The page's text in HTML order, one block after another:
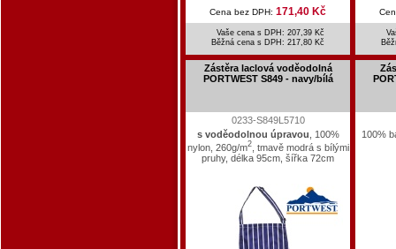
Cena bez DPH: 171,40 Kč
Vaše cena s DPH: 207,39 Kč
Běžná cena s DPH: 217,80 Kč
Zástěra laclová voděodolná
PORTWEST S849 - navy/bílá
0233-S849L5710
s voděodolnou úpravou , 100%
nylon, 260g/m2, tmavě modrá s bílými
pruhy, délka 95cm, šířka 72cm
100%